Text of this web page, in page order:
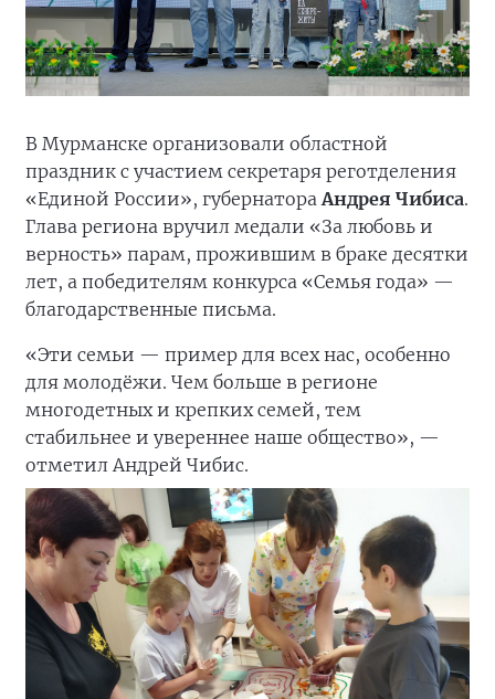
В Мурманске организовали областной
праздник с участием секретаря реготделения
«Единой России», губернатораАндрея Чибиса.
Глава региона вручил медали «За любовь и
верность» парам, прожившим в браке десятки
лет, а победителям конкурса «Семья года» —
благодарственные письма.
«Эти семьи — пример для всех нас, особенно
для молодёжи. Чем больше в регионе
многодетных и крепких семей, тем
стабильнее и увереннее наше общество», —
отметил Андрей Чибис.